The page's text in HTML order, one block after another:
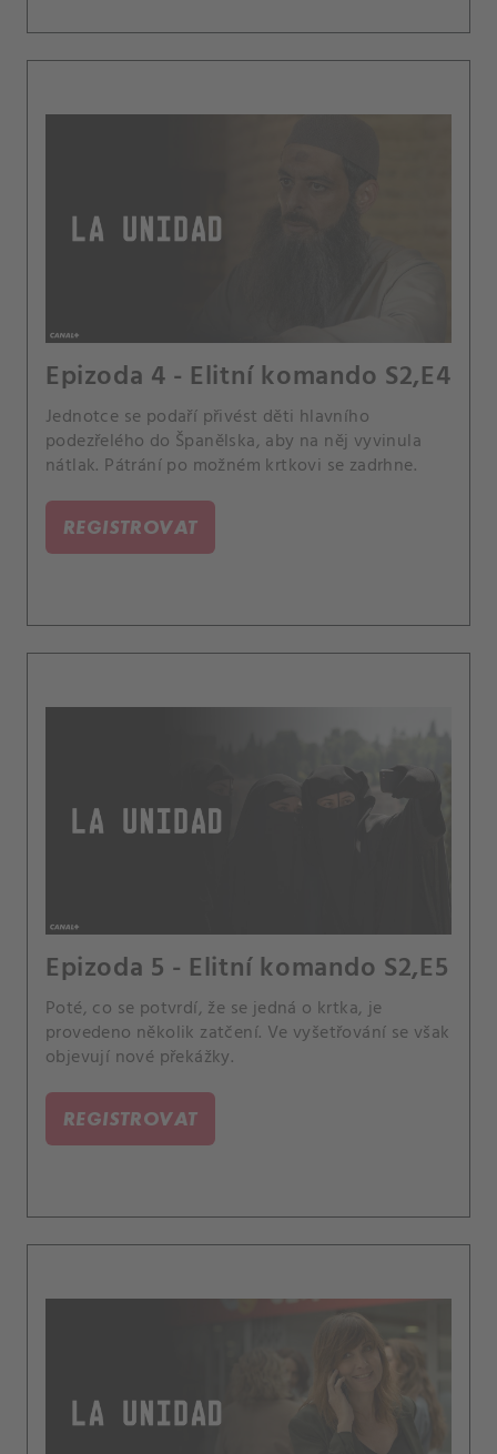
Epizoda 4 - Elitní komando S2,E4
Jednotce se podaří přivést děti hlavního
podezřelého do Španělska, aby na něj vyvinula
nátlak. Pátrání po možném krtkovi se zadrhne.
REGISTROVAT
Epizoda 5 - Elitní komando S2,E5
Poté, co se potvrdí, že se jedná o krtka, je
provedeno několik zatčení. Ve vyšetřování se však
objevují nové překážky.
REGISTROVAT